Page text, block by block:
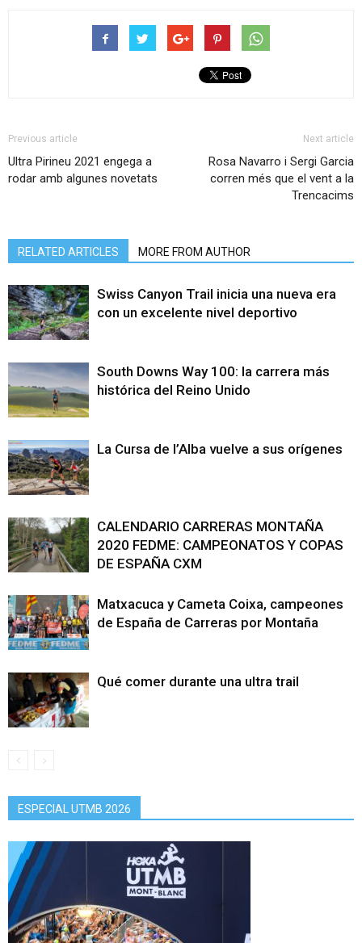
Previous article
Ultra Pirineu 2021 engega a
rodar amb algunes novetats
Next article
Rosa Navarro i Sergi Garcia
corren més que el vent a la
Trencacims
RELATED ARTICLES MORE FROM AUTHOR
Swiss Canyon Trail inicia una nueva era
con un excelente nivel deportivo
South Downs Way 100: la carrera más
histórica del Reino Unido
La Cursa de l’Alba vuelve a sus orígenes
CALENDARIO CARRERAS MONTAÑA
2020 FEDME: CAMPEONATOS Y COPAS
DE ESPAÑA CXM
Matxacuca y Cameta Coixa, campeones
de España de Carreras por Montaña
Qué comer durante una ultra trail
ESPECIAL UTMB 2026